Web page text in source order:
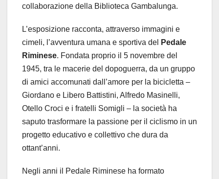
collaborazione della Biblioteca Gambalunga.
L’esposizione racconta, attraverso immagini e
cimeli, l’avventura umana e sportiva del
Pedale
Riminese. Fondata proprio il 5 novembre del
1945, tra le macerie del dopoguerra, da un gruppo
di amici accomunati dall’amore per la bicicletta –
Giordano e Libero Battistini, Alfredo Masinelli,
Otello Croci e i fratelli Somigli – la società ha
saputo trasformare la passione per il ciclismo in un
progetto educativo e collettivo che dura da
ottant’anni.
Negli anni il Pedale Riminese ha formato